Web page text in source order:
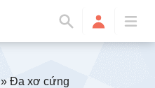
» Đa xơ cứng